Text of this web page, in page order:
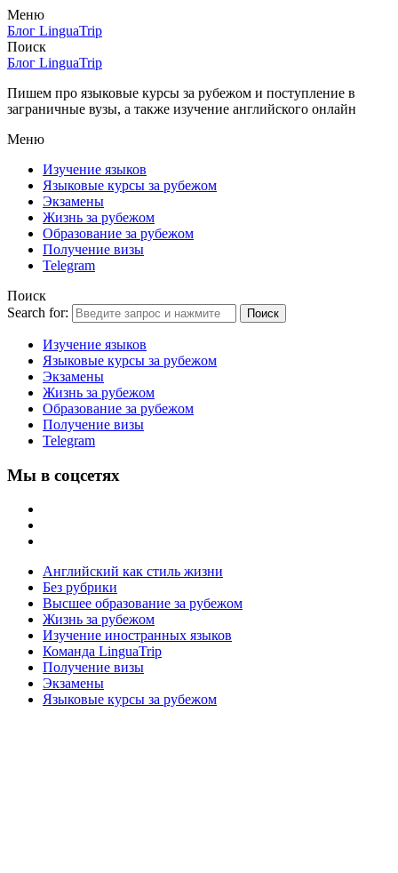
Меню
Блог LinguaTrip
Поиск
Блог LinguaTrip
Пишем про языковые курсы за рубежом и поступление в
заграничные вузы, а также изучение английского онлайн
Меню
Изучение языков
Языковые курсы за рубежом
Экзамены
Жизнь за рубежом
Образование за рубежом
Получение визы
Telegram
Поиск
Search for:
Поиск
Изучение языков
Языковые курсы за рубежом
Экзамены
Жизнь за рубежом
Образование за рубежом
Получение визы
Telegram
Мы в соцсетях
Английский как стиль жизни
Без рубрики
Высшее образование за рубежом
Жизнь за рубежом
Изучение иностранных языков
Команда LinguaTrip
Получение визы
Экзамены
Языковые курсы за рубежом